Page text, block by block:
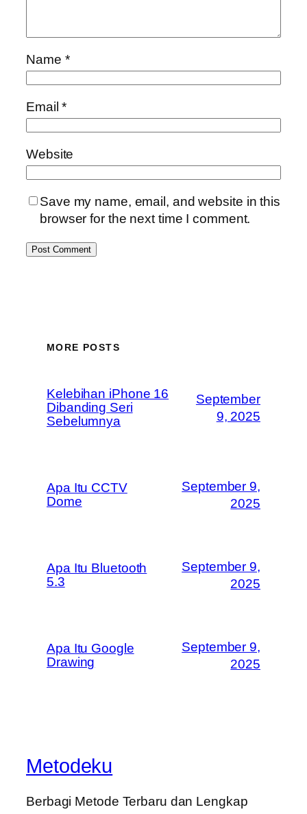
Name *
Email*
Website
Save my name, email, and website in this
browser for the next time I comment.
MORE POSTS
Kelebihan iPhone 16
Dibanding Seri
Sebelumnya
September
9, 2025
Apa Itu CCTV
Dome
September 9,
2025
Apa Itu Bluetooth
5.3
September 9,
2025
Apa Itu Google
Drawing
September 9,
2025
Metodeku
Berbagi Metode Terbaru dan Lengkap